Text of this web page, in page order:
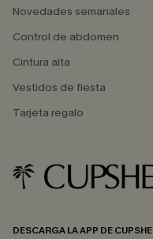
Novedades semanales
Control de abdomen
Cintura alta
Vestidos de fiesta
Tarjeta regalo
DESCARGA LA APP DE CUPSHE